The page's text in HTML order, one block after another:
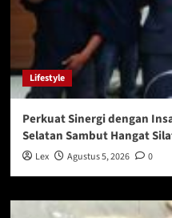
Lifestyle
Perkuat Sinergi dengan
Selatan Sambut Hangat
Lex Agustus 5, 2026 0